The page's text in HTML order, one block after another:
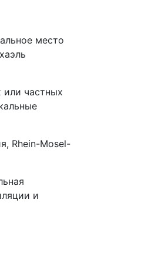
место
или частных
Rhein-Mosel-
и